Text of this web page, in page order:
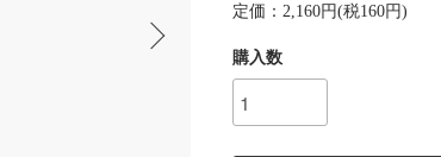
定価：2,160円(税160円)
購入数